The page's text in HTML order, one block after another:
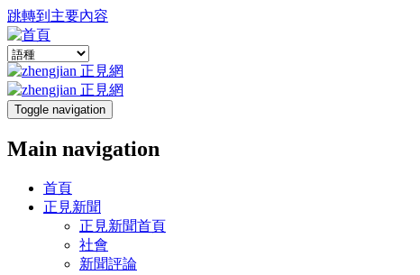
跳轉到主要內容
Toggle navigation
Main navigation
首頁
正見新聞
正見新聞首頁
社會
新聞評論